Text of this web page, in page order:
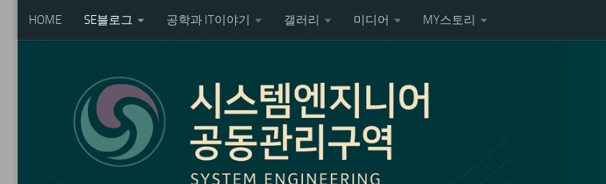
Skip to content
HOME SE블로그 공학과 IT이야기 갤러리 미디어 MY스토리